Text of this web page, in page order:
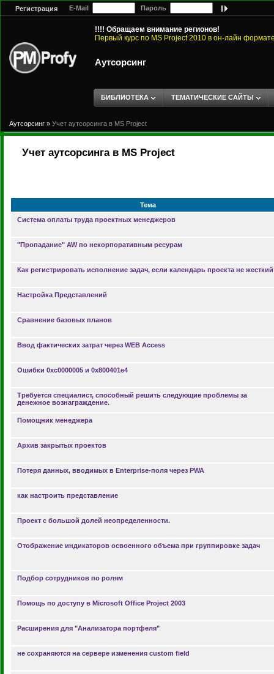
Регистрация E-Mail Пароль
!!!! Обращаем внимание регионов!
Первый курс по MS Project 2010 в он-лайн
Аутсорсинг
БИБЛИОТЕКА ТЕМАТИЧЕСКИЕ САЙТЫ
Аутсорсинг » Учет аутсорсинга в MS Project
Учет аутсорсинга в MS Project
Тема
Система оплаты труда проектных менеджеров
"Пропадание" AW по некорпоративным ресурам
Как регистрировать исполнение задач, если календарь проекта не
Настройка Представлений
Сравнение базовых планов
Ввод фактических затрат через WEB Access
Ошибки 0xc0000005 и 0x800401e4
Требуется специалист, способный решить следующие проблемы за
денежное вознаграждение.
Помощник менеджера
Архив закрытых проектов
Потеря данных, вводимых в Enterprise-поля через PWA
как настроить представление
Проект с большой долей неопределенности.
Отображение индикаторов освоенного объема при группировке задач
Подбор сотрудников по ролям
Помощь по доступу в Microsoft Office Project 2003
Расширения для "Анализатора портфеля"
не сохраняются на сервере изменения custom field